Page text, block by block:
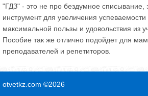
"ГДЗ" - это не про бездумное списывание,
инструмент для увеличения
максимальной пользы и удовольствия из
Пособие так же отлично подойдет для мам
преподавателей и репетиторов.
otvetkz.com ©2026